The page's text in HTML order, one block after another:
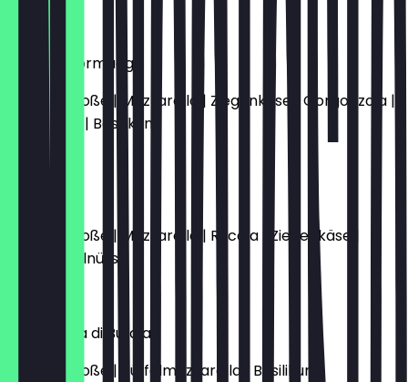
12,00 €
Quattro Formaggi
Tomatensoße | Mozzarella | Ziegenkäse | Gorgonzola |
Parmesan | Basilikum
10,00 €
Tomatensoße | Mozzarella | Rucola | Ziegenkäse |
Honig | Walnüsse
Margherita di Bufala
Tomatensoße | Büffelmozzarella | Basilikum